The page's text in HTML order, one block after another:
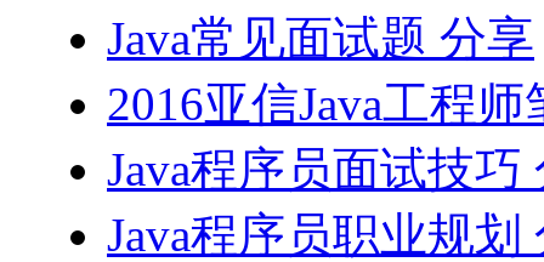
Java常见面试题 分享
2016亚信Java工程
Java程序员面试技巧
Java程序员职业规划